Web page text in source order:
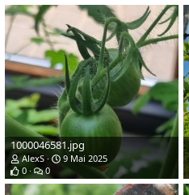
1000046581.jpg
AlexS
9 Mai 2025
0
0